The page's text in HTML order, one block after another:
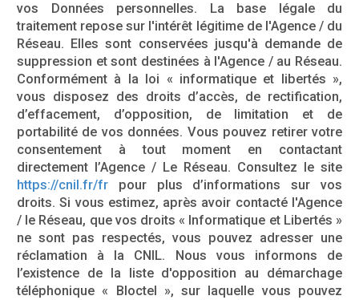
vos Données personnelles. La base légale du
traitement repose sur l'intérêt légitime de l'Agence / du
Réseau. Elles sont conservées jusqu'à demande de
suppression et sont destinées à l'Agence / au Réseau.
Conformément à la loi « informatique et libertés »,
vous disposez des droits d’accès, de rectification,
d’effacement, d’opposition, de limitation et de
portabilité de vos données. Vous pouvez retirer votre
consentement à tout moment en contactant
directement l’Agence / Le Réseau. Consultez le site
https://cnil.fr/fr pour plus d’informations sur vos
droits. Si vous estimez, après avoir contacté l'Agence
/ le Réseau, que vos droits « Informatique et Libertés »
ne sont pas respectés, vous pouvez adresser une
réclamation à la CNIL. Nous vous informons de
l’existence de la liste d'opposition au démarchage
téléphonique « Bloctel », sur laquelle vous pouvez